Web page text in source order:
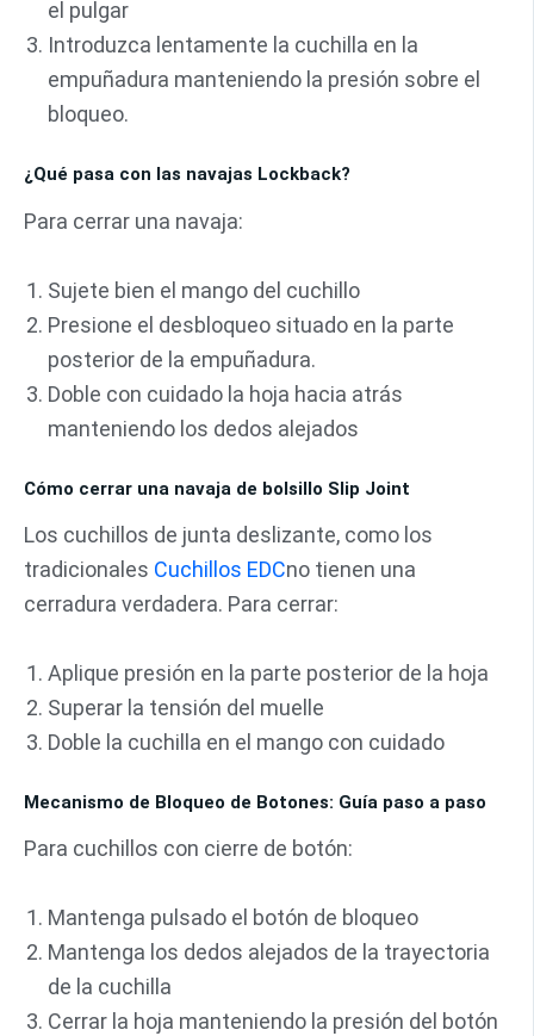
el pulgar
Introduzca lentamente la cuchilla en la
empuñadura manteniendo la presión sobre el
bloqueo.
¿Qué pasa con las navajas Lockback?
Para cerrar una navaja:
Sujete bien el mango del cuchillo
Presione el desbloqueo situado en la parte
posterior de la empuñadura.
Doble con cuidado la hoja hacia atrás
manteniendo los dedos alejados
Cómo cerrar una navaja de bolsillo Slip Joint
Los cuchillos de junta deslizante, como los
tradicionales Cuchillos EDCno tienen una
cerradura verdadera. Para cerrar:
Aplique presión en la parte posterior de la hoja
Superar la tensión del muelle
Doble la cuchilla en el mango con cuidado
Mecanismo de Bloqueo de Botones: Guía paso a paso
Para cuchillos con cierre de botón:
Mantenga pulsado el botón de bloqueo
Mantenga los dedos alejados de la trayectoria
de la cuchilla
Cerrar la hoja manteniendo la presión del botón